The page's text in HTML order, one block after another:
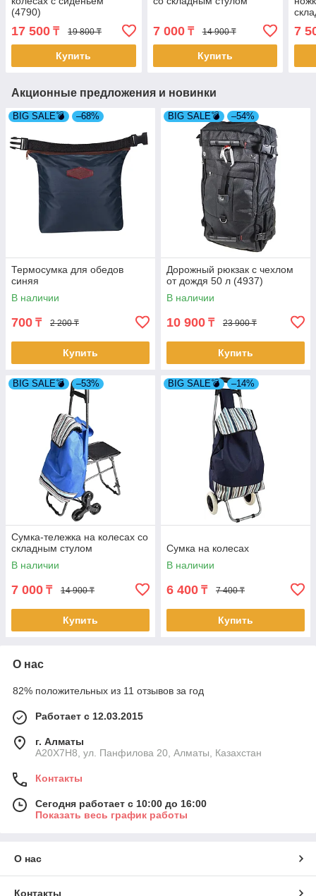
(4790)
17 500 ₸ 19 800 ₸
Купить
7 000₸ 14 900 ₸
Купить
7
Акционные предложения и новинки
BIG SALE💣 –68%
Термосумка для обедов
синяя
В наличии
700 ₸ 2 200 ₸
Купить
BIG SALE💣 –54%
Дорожный рюкзак с чехлом
от дождя 50 л (4937)
В наличии
10 900 ₸ 23 900 ₸
Купить
BIG SALE💣 –53%
Сумка-тележка на колесах со
складным стулом
В наличии
7 000 ₸ 14 900 ₸
Купить
BIG SALE💣 –14%
Сумка на колесах
В наличии
6 400 ₸ 7 400 ₸
Купить
О нас
82% положительных из 11 отзывов за год
Работает с 12.03.2015
г. Алматы
A20X7H8, ул. Панфилова 20, Алматы, Казахстан
Контакты
Сегодня работает с 10:00 до 16:00
Показать весь график работы
О нас
Контакты